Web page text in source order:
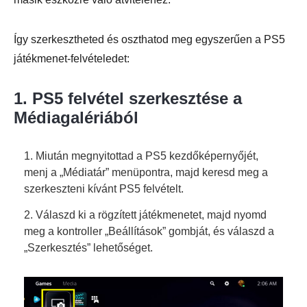
2. lépés.
Így szerkesztheted és oszthatod meg egyszerűen a PS5
játékmenet-felvételedet:
1. PS5 felvétel szerkesztése a
Médiagalériából
1. Miután megnyitottad a PS5 kezdőképernyőjét,
menj a „Médiatár” menüpontra, majd keresd meg a
szerkeszteni kívánt PS5 felvételt.
2. Válaszd ki a rögzített játékmenetet, majd nyomd
meg a kontroller „Beállítások” gombját, és válaszd a
„Szerkesztés” lehetőséget.